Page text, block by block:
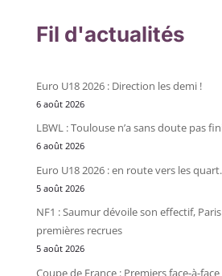
Fil d'actualités
Euro U18 2026 : Direction les demi !
6 août 2026
LBWL : Toulouse n’a sans doute pas
6 août 2026
Euro U18 2026 : en route vers les
5 août 2026
NF1 : Saumur dévoile son effectif,
premières recrues
5 août 2026
Coupe de France : Premiers face-à-